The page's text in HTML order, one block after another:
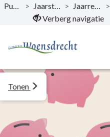
Naar hoofdinhoud
Publicaties > Jaarstukken 2024 > Jaarrekening 2024 >
Verberg navigatie
Tonen